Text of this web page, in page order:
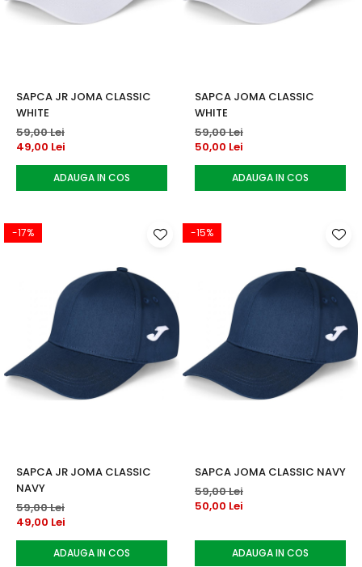
Accesorii tenis
Testeaza rachete
SAPCA JR JOMA CLASSIC
WHITE
59,00 Lei
49,00 Lei
ADAUGA IN COS
SAPCA JOMA CLASSIC
WHITE
59,00 Lei
50,00 Lei
ADAUGA IN COS
-17%
SAPCA JR JOMA CLASSIC
NAVY
59,00 Lei
49,00 Lei
ADAUGA IN COS
-15%
SAPCA JOMA CLASSIC NAVY
59,00 Lei
50,00 Lei
ADAUGA IN COS